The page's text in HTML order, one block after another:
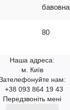
80
Наша адреса:
м. Київ
нам:
+38 093 864 19 43
Передзвоніть мені